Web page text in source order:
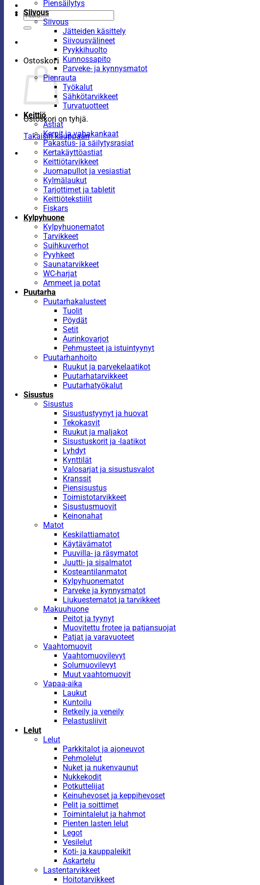
Etsi:
Ostoskori
Ostoskori on tyhjä.
Takaisin kauppaan
Piensäilytys
Siivous
Siivous
Jätteiden käsittely
Siivousvälineet
Pyykkihuolto
Kunnossapito
Parveke- ja kynnysmatot
Pienrauta
Työkalut
Sähkötarvikkeet
Turvatuotteet
Keittiö
Astiat
Kernit ja vahakankaat
Pakastus- ja säilytysrasiat
Kertakäyttöastiat
Keittiötarvikkeet
Juomapullot ja vesiastiat
Kylmälaukut
Tarjottimet ja tabletit
Keittiötekstiilit
Fiskars
Kylpyhuone
Kylpyhuonematot
Tarvikkeet
Suihkuverhot
Pyyhkeet
Saunatarvikkeet
WC-harjat
Ammeet ja potat
Puutarha
Puutarhakalusteet
Tuolit
Pöydät
Setit
Aurinkovarjot
Pehmusteet ja istuintyynyt
Puutarhanhoito
Ruukut ja parvekelaatikot
Puutarhatarvikkeet
Puutarhatyökalut
Sisustus
Sisustus
Sisustustyynyt ja huovat
Tekokasvit
Ruukut ja maljakot
Sisustuskorit ja -laatikot
Lyhdyt
Kynttilät
Valosarjat ja sisustusvalot
Kranssit
Piensisustus
Toimistotarvikkeet
Sisustusmuovit
Keinonahat
Matot
Keskilattiamatot
Käytävämatot
Puuvilla- ja räsymatot
Juutti- ja sisalmatot
Kosteantilanmatot
Kylpyhuonematot
Parveke ja kynnysmatot
Liukuestematot ja tarvikkeet
Makuuhuone
Peitot ja tyynyt
Muovitettu frotee ja patjansuojat
Patjat ja varavuoteet
Vaahtomuovit
Vaahtomuovilevyt
Solumuovilevyt
Muut vaahtomuovit
Vapaa-aika
Laukut
Kuntoilu
Retkeily ja veneily
Pelastusliivit
Lelut
Lelut
Parkkitalot ja ajoneuvot
Pehmolelut
Nuket ja nukenvaunut
Nukkekodit
Potkuttelijat
Keinuhevoset ja keppihevoset
Pelit ja soittimet
Toimintalelut ja hahmot
Pienten lasten lelut
Legot
Vesilelut
Koti- ja kauppaleikit
Askartelu
Lastentarvikkeet
Hoitotarvikkeet